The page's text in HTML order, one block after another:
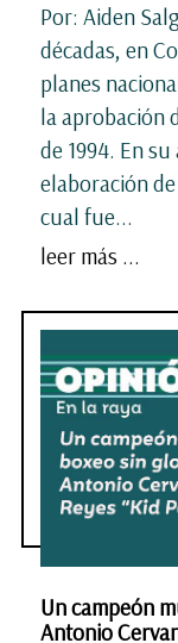
Por: Aiden
décadas, en
planes
la aprobación
de 1994. En
elaboración
cual fue...
leer más ...
Un campeón
Antonio